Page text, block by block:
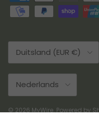
Land/Regio
Duitsland (EUR €)
Taal
Nederlands
© 2026 MyWire. Powered by